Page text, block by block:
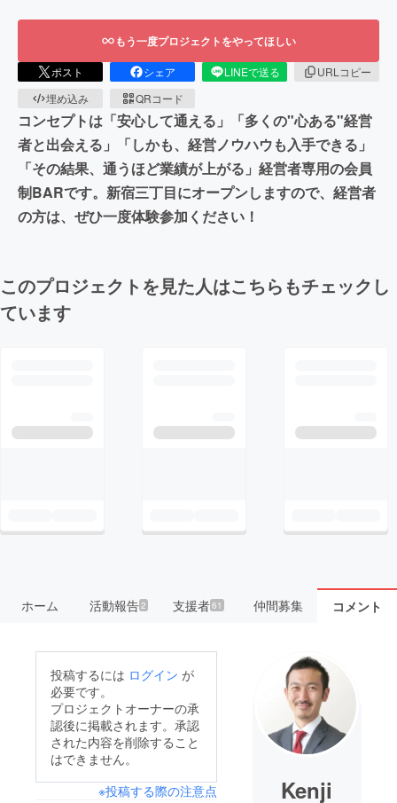
もう一度プロジェクトをやってほしい
ポスト シェア LINEで送る
URLコピー
埋め込み
QRコード
コンセプトは「安心して通える」「多くの"心ある"経営
者と出会える」「しかも、経営ノウハウも入手できる」
「その結果、通うほど業績が上がる」経営者専用の会員
制BARです。新宿三丁目にオープンしますので、経営者
の方は、ぜひ一度体験参加ください！
このプロジェクトを見た人はこちらもチェックし
ています
ホーム 活動報告2 支援者61 仲間募集 コメント
投稿するには ログイン が
必要です。
プロジェクトオーナーの承
認後に掲載されます。承認
された内容を削除すること
はできません。
※投稿する際の注意点
Kenji